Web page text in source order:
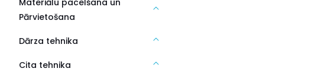
Pārvietošana
Dārza tehnika
Cita tehnika